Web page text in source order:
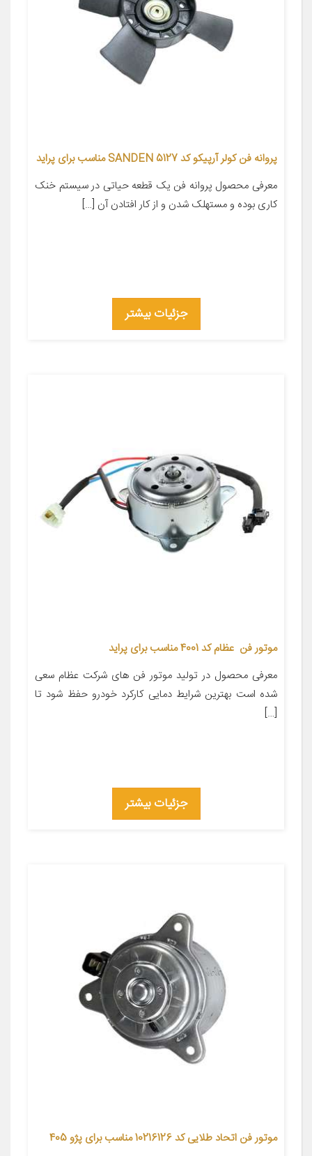
پروانه فن کولر آرپیکو کد SANDEN 5127 مناسب برای پراید
معرفی محصول پروانه فن یک قطعه حیاتی در سیستم خنک
کاری بوده و مستهلک شدن و از کار افتادن آن […]
جزئیات بیشتر
موتور فن عظام کد 4001 مناسب برای پراید
معرفی محصول در تولید موتور فن های شرکت عظام سعی
شده است بهترین شرایط دمایی کارکرد خودرو حفظ شود تا
[…]
جزئیات بیشتر
موتور فن اتحاد طلایی کد 10216126 مناسب برای پژو 405